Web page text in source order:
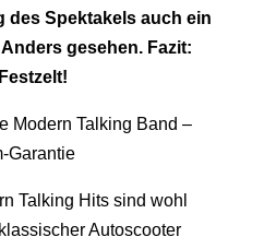
des Spektakels auch ein
gesehen. Fazit:
Modern Talking Band –
Garantie
Talking Hits sind wohl
Autoscooter